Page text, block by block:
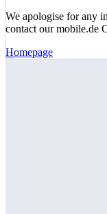
We apologise for any
contact our mobile.de
Homepage